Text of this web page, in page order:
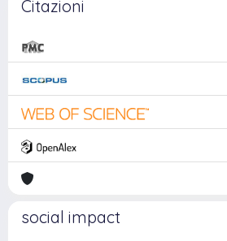
Citazioni
social impact